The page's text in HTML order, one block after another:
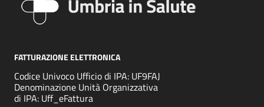
FATTURAZIONE ELETTRONICA
Codice Univoco Ufficio di IPA: UF9FAJ
Denominazione Unità Organizzativa
di IPA: Uff_eFattura